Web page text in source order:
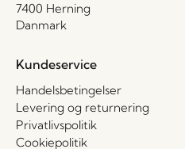
7400 Herning
Danmark
Kundeservice
Handelsbetingelser
Levering og returnering
Privatlivspolitik
Cookiepolitik